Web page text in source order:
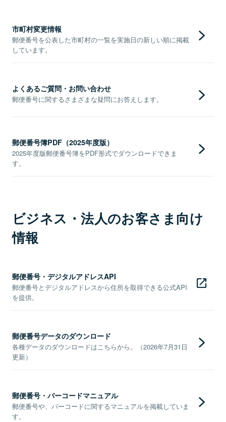
市町村変更情報
郵便番号を公表した市町村の一覧を実施日の新しい順に掲載
しています。
よくあるご質問・お問い合わせ
郵便番号に関するさまざまな疑問にお答えします。
郵便番号簿PDF（2025年度版）
2025年度版郵便番号簿をPDF形式でダウンロードできま
す。
ビジネス・法人のお客さま向け
情報
郵便番号・デジタルアドレスAPI
郵便番号とデジタルアドレスから住所を取得できる公式API
を提供。
郵便番号データのダウンロード
各種データのダウンロードはこちらから。（2026年7月31日
更新）
郵便番号・バーコードマニュアル
郵便番号や、バーコードに関するマニュアルを掲載していま
す。